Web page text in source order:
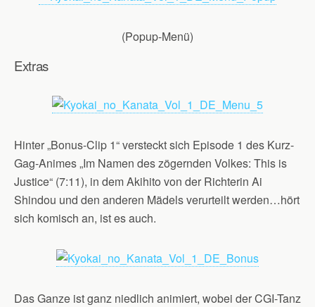
(Popup-Menü)
Extras
Hinter „Bonus-Clip 1“ versteckt sich Episode 1 des Kurz-
Gag-Animes „Im Namen des zögernden Volkes: This is
Justice“ (7:11), in dem Akihito von der Richterin Ai
Shindou und den anderen Mädels verurteilt werden…hört
sich komisch an, ist es auch.
Das Ganze ist ganz niedlich animiert, wobei der CGI-Tanz